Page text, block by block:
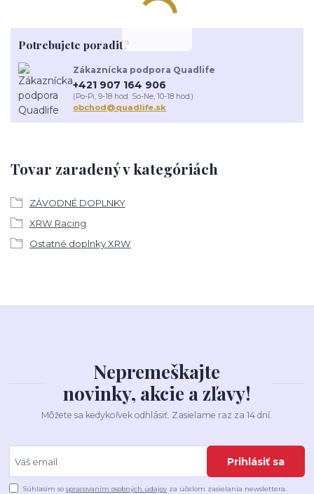
Tovar zaradený v kategóriách
ZÁVODNÉ DOPLNKY
XRW Racing
Ostatné doplnky XRW
Potrebujete poradiť?
Zákaznícka podpora Quadlife
+421 907 164 906
(Po-Pi, 9-18 hod. So-Ne, 10-18 hod.)
obchod@quadlife.sk
Nepremeškajte
novinky, akcie a zľavy!
Môžete sa kedykoľvek odhlásiť. Zasielame raz za 14 dní.
Prihlásiť sa
Súhlasím sospracovaním osobných údajov za účelom zasielania newslettera.